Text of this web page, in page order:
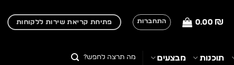
0.00 ₪ התחברות פתיחת קריאת שירות ללקוחות
תוכנות מבצעים